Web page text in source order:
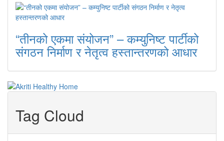
“तीनको एकमा संयोजन” – कम्युनिष्ट पार्टीको
संगठन निर्माण र नेतृत्व हस्तान्तरणको आधार
Tag Cloud